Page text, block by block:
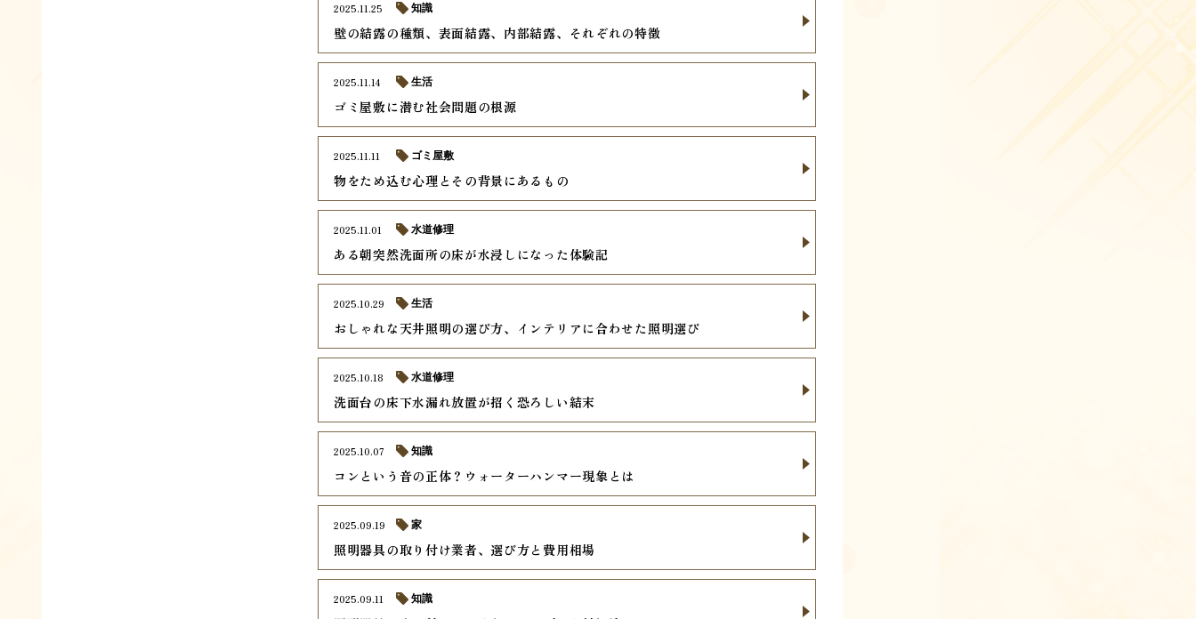
壁の結露の種類、表面結露、内部結露、それぞれの特徴
2025.11.25 知識
ゴミ屋敷に潜む社会問題の根源
2025.11.14 生活
物をため込む心理とその背景にあるもの
2025.11.11 ゴミ屋敷
ある朝突然洗面所の床が水浸しになった体験記
2025.11.01 水道修理
おしゃれな天井照明の選び方、インテリアに合わせた照明選び
2025.10.29 生活
洗面台の床下水漏れ放置が招く恐ろしい結末
2025.10.18 水道修理
コンという音の正体？ウォーターハンマー現象とは
2025.10.07 知識
照明器具の取り付け業者、選び方と費用相場
2025.09.19 家
2025.09.11 知識